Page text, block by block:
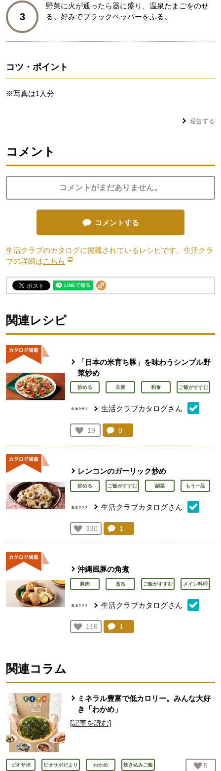
3
野菜に火が通ったら器に盛り、温泉たまごをのせ
る。好みでブラックペッパーをふる。
コツ・ポイント
※写真は1人分
報告する
コメント
コメントがまだありません。
コメントする
生活クラブのカタログに掲載されているレシピです。生活クラ
ブの詳細はこちら 別のウィンドウで開きます。
関連レシピ
「日本の米育ち豚」を味わうシンプル野
菜炒め
炒める 主菜 和食 ご飯がすすむ
生活クラブカタログさん
お気に入り登録：
19
人が登録
コメント：
0
レンコンのガーリック炒め
炒める ご飯がすすむ 副菜 もう一品
生活クラブカタログさん
お気に入り登録：
330
人が登録
コメント：
1
沖縄風豚の角煮
豚肉 煮る ご飯がすすむ メイン料理
生活クラブカタログさん
お気に入り登録：
116
人が登録
コメント：
1
関連コラム
ミネラル豊富で低カロリー。みんな大好
き「わかめ」
[記事を読む]
ビオサポ ビオサポだより わかめ 炊き込みご飯 お気
5